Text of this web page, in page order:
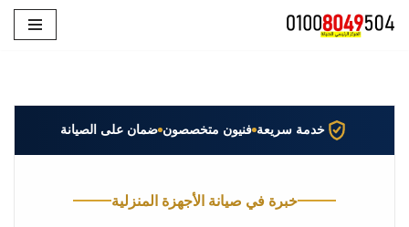
خدمة سريعة فنيون متخصصون ضمان على الصيانة
خبرة في صيانة الأجهزة المنزلية